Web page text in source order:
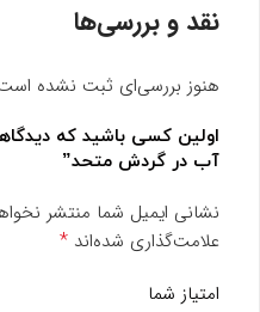
نقد و بررسی‌ها
هنوز بررسی‌ای ثبت نشده
اولین کسی باشید که
آب در گردش متحد”
نشانی ایمیل شما منتشر
علامت‌گذاری شده‌اند *
امتیاز شما